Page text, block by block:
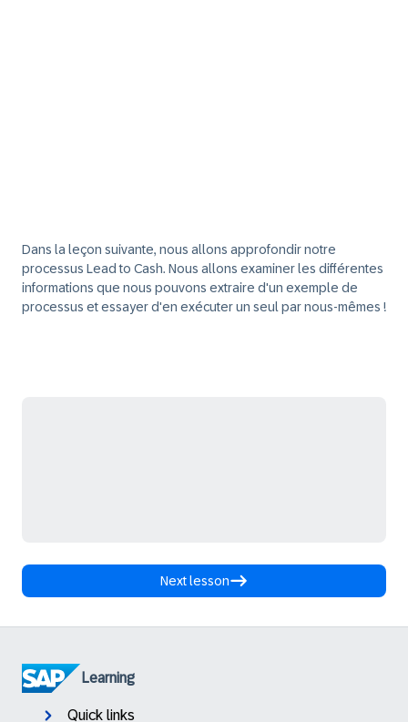
Dans la leçon suivante, nous allons approfondir notre
processus Lead to Cash. Nous allons examiner les différentes
informations que nous pouvons extraire d'un exemple de
processus et essayer d'en exécuter un seul par nous-mêmes !
Next lesson
Learning
Quick links